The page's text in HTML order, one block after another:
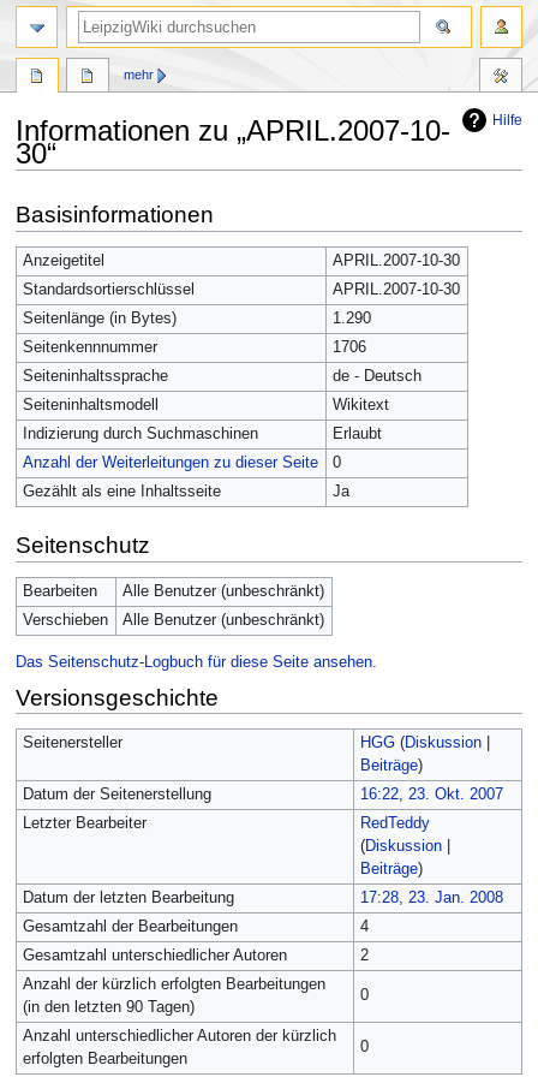
Hilfe
Informationen zu „APRIL.2007-10-
30“
Navigation
springen
Suche
springen
Basisinformationen
Anzeigetitel
APRIL.2007-10-30
Standardsortierschlüssel
APRIL.2007-10-30
Seitenlänge (in Bytes)
1.290
Seitenkennnummer
1706
Seiteninhaltssprache
de - Deutsch
Seiteninhaltsmodell
Wikitext
Indizierung durch Suchmaschinen
Erlaubt
Anzahl der Weiterleitungen zu dieser Seite
0
Gezählt als eine Inhaltsseite
Ja
Seitenschutz
Bearbeiten
Alle Benutzer (unbeschränkt)
Verschieben
Alle Benutzer (unbeschränkt)
Das Seitenschutz-Logbuch für diese Seite ansehen.
Versionsgeschichte
Seitenersteller HGG (Diskussion|
Beiträge)
Datum der Seitenerstellung
16:22, 23. Okt. 2007
Letzter Bearbeiter
RedTeddy
(Diskussion|
Beiträge)
Datum der letzten Bearbeitung
17:28, 23. Jan. 2008
Gesamtzahl der Bearbeitungen
4
Gesamtzahl unterschiedlicher Autoren
2
Anzahl der kürzlich erfolgten Bearbeitungen
(in den letzten 90 Tagen)
0
Anzahl unterschiedlicher Autoren der kürzlich
erfolgten Bearbeitungen
0
mehr